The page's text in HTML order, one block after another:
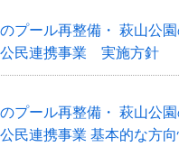
プール再整備・ 萩山公
民連携事業 実施方針
プール再整備・ 萩山公
民連携事業 基本的な方